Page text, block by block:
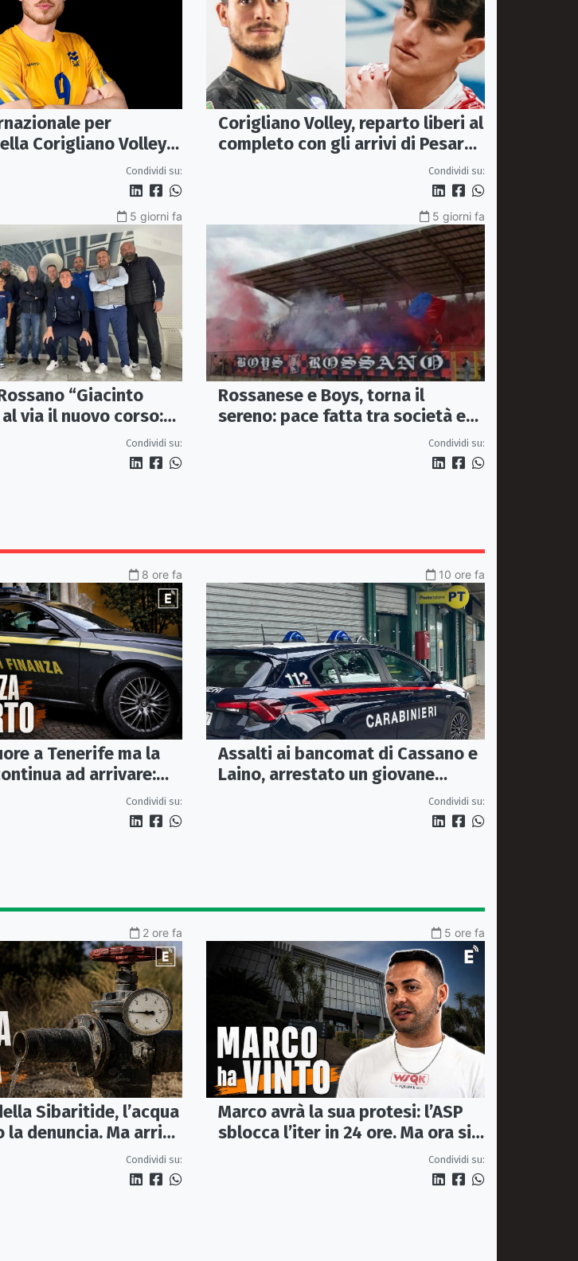
per
Corigliano Volley:
svedese Johan
Condividi su:
Corigliano Volley, reparto liberi al
completo con gli arrivi di Pesare
Condividi su:
5 giorni fa
“Giacinto
al via il nuovo corso:
più viva che
Condividi su:
5 giorni fa
Rossanese e Boys, torna il
sereno: pace fatta tra società e
Condividi su:
8 ore fa
a Tenerife ma la
ad arrivare:
Condividi su:
10 ore fa
Assalti ai bancomat di Cassano e
Laino, arrestato un giovane
Condividi su:
2 ore fa
Sibaritide, l’acqua
denuncia. Ma arriva
della pressioneCondividi su:
5 ore fa
Marco avrà la sua protesi: l’ASP
sblocca l’iter in 24 ore. Ma ora si
apre il caso dell’Ufficio ausiliCondividi su: